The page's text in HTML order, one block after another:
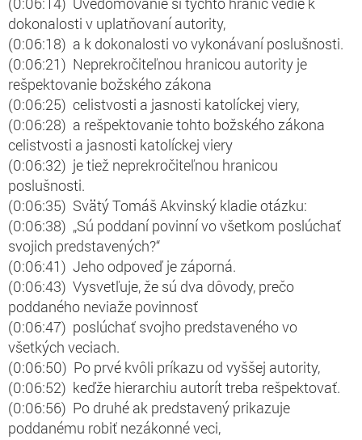
dokonalosti v uplatňovaní autority,
(0:06:18) a k dokonalosti vo vykonávaní poslušnosti.
(0:06:21) Neprekročiteľnou hranicou autority je
rešpektovanie božského zákona
(0:06:25) celistvosti a jasnosti katolíckej viery,
(0:06:28) a rešpektovanie tohto božského zákona
celistvosti a jasnosti katolíckej viery
(0:06:32) je tiež neprekročiteľnou hranicou
poslušnosti.
(0:06:35) Svätý Tomáš Akvinský kladie otázku:
(0:06:38) „Sú poddaní povinní vo všetkom poslúchať
svojich predstavených?“
(0:06:41) Jeho odpoveď je záporná.
(0:06:43) Vysvetľuje, že sú dva dôvody, prečo
poddaného neviaže povinnosť
(0:06:47) poslúchať svojho predstaveného vo
všetkých veciach.
(0:06:50) Po prvé kvôli príkazu od vyššej autority,
(0:06:52) keďže hierarchiu autorít treba rešpektovať.
(0:06:56) Po druhé ak predstavený prikazuje
poddanému robiť nezákonné veci,